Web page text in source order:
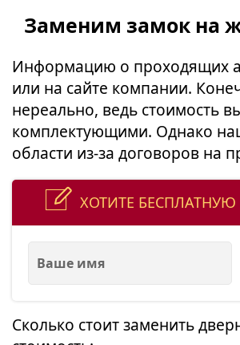
Заменим замок на
Информацию о проходящих
или на сайте компании.
нереально, ведь стоимость
комплектующими. Однако
области из-за договоров на
ХОТИТЕ
Сколько стоит заменить